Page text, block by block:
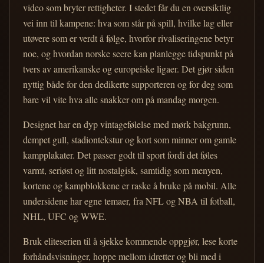
video som bryter rettigheter. I stedet får du en oversiktlig
vei inn til kampene: hva som står på spill, hvilke lag eller
utøvere som er verdt å følge, hvorfor rivaliseringene betyr
noe, og hvordan norske seere kan planlegge tidspunkt på
tvers av amerikanske og europeiske ligaer. Det gjør siden
nyttig både for den dedikerte supporteren og for deg som
bare vil vite hva alle snakker om på mandag morgen.
Designet har en dyp vintagefølelse med mørk bakgrunn,
dempet gull, stadiontekstur og kort som minner om gamle
kampplakater. Det passer godt til sport fordi det føles
varmt, seriøst og litt nostalgisk, samtidig som menyen,
kortene og kampblokkene er raske å bruke på mobil. Alle
undersidene har egne temaer, fra NFL og NBA til fotball,
NHL, UFC og WWE.
Bruk eliteserien til å sjekke kommende oppgjør, lese korte
forhåndsvisninger, hoppe mellom idretter og bli med i